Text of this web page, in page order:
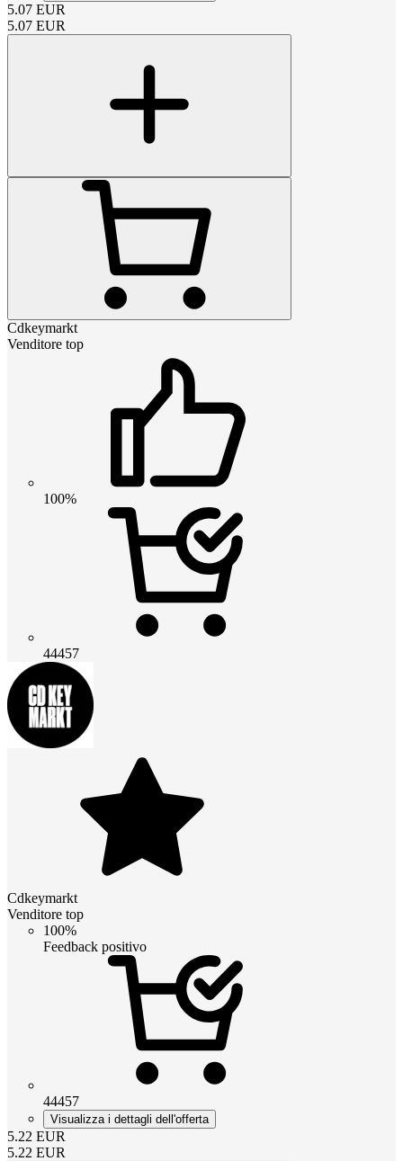
5.07 EUR
5.07 EUR
Cdkeymarkt
Venditore top
100%
44457
Cdkeymarkt
Venditore top
100%
Feedback positivo
44457
Visualizza i dettagli dell'offerta
5.22 EUR
5.22 EUR